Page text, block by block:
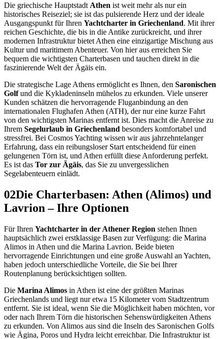
Die griechische Hauptstadt Athen ist weit mehr als nur ein
historisches Reiseziel; sie ist das pulsierende Herz und der ideale
Ausgangspunkt für Ihren Yachtcharter in Griechenland. Mit ihrer
reichen Geschichte, die bis in die Antike zurückreicht, und ihrer
modernen Infrastruktur bietet Athen eine einzigartige Mischung aus
Kultur und maritimem Abenteuer. Von hier aus erreichen Sie
bequem die wichtigsten Charterbasen und tauchen direkt in die
faszinierende Welt der Ägäis ein.
Die strategische Lage Athens ermöglicht es Ihnen, den Saronischen
Golfund die Kykladeninseln mühelos zu erkunden. Viele unserer
Kunden schätzen die hervorragende Fluganbindung an den
internationalen Flughafen Athen (ATH), der nur eine kurze Fahrt
von den wichtigsten Marinas entfernt ist. Dies macht die Anreise zu
Ihrem Segelurlaub in Griechenland besonders komfortabel und
stressfrei. Bei Cosmos Yachting wissen wir aus jahrzehntelanger
Erfahrung, dass ein reibungsloser Start entscheidend für einen
gelungenen Törn ist, und Athen erfüllt diese Anforderung perfekt.
Es ist das Tor zur Ägäis, das Sie zu unvergesslichen
Segelabenteuern einlädt.
02Die Charterbasen: Athen (Alimos) und
Lavrion – Ihre Optionen
Für Ihren Yachtcharter in der Athener Region stehen Ihnen
hauptsächlich zwei erstklassige Basen zur Verfügung: die Marina
Alimos in Athen und die Marina Lavrion. Beide bieten
hervorragende Einrichtungen und eine große Auswahl an Yachten,
haben jedoch unterschiedliche Vorteile, die Sie bei Ihrer
Routenplanung berücksichtigen sollten.
Die Marina Alimos in Athen ist eine der größten Marinas
Griechenlands und liegt nur etwa 15 Kilometer vom Stadtzentrum
entfernt. Sie ist ideal, wenn Sie die Möglichkeit haben möchten, vor
oder nach Ihrem Törn die historischen Sehenswürdigkeiten Athens
zu erkunden. Von Alimos aus sind die Inseln des Saronischen Golfs
wie Ägina, Poros und Hydra leicht erreichbar. Die Infrastruktur ist